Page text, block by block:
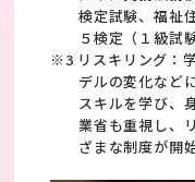
検定試験、福祉
５検定（１級試
※3 リスキリング：
デルの変化など
スキルを学び、
業省も重視し、
ざまな制度が開